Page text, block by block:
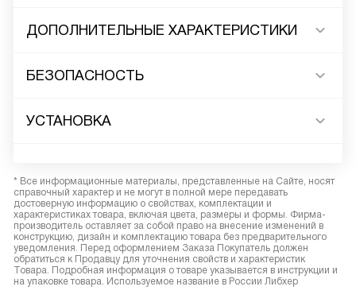
ДОПОЛНИТЕЛЬНЫЕ ХАРАКТЕРИСТИКИ
БЕЗОПАСНОСТЬ
УСТАНОВКА
* Все информационные материалы, представленные на Сайте, носят
справочный характер и не могут в полной мере передавать
достоверную информацию о свойствах, комплектации и
характеристиках товара, включая цвета, размеры и формы. Фирма-
производитель оставляет за собой право на внесение изменений в
конструкцию, дизайн и комплектацию товара без предварительного
уведомления. Перед оформлением Заказа Покупатель должен
обратиться к Продавцу для уточнения свойств и характеристик
Товара. Подробная информация о товаре указывается в инструкции и
на упаковке товара. Используемое название в России Либхер